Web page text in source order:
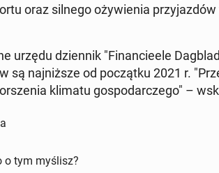
oraz silnego oży­wie­nia
urzędu dzien­nik "Fi­nan­cie­ele
są naj­niż­sze od po­cząt­ku 2021 r.
klimatu go­spo­dar­cze­go" –
o tym myślisz?